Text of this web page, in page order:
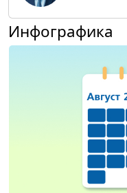
Инфографика